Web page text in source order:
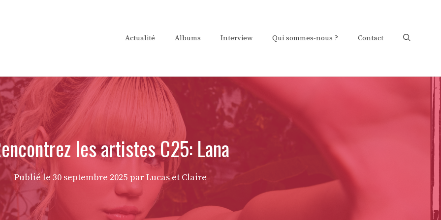
Actualité Albums Interview Qui sommes-nous ? Contact
les artistes C25: Lana
Publié le 30 septembre 2025 par Lucas et Claire